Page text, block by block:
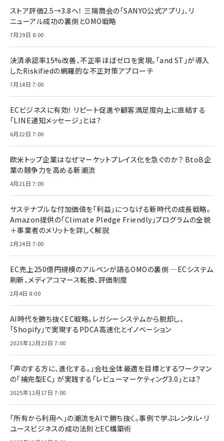
ストア評価2.5→3.8へ！ 三陽商会の「SANYO公式アプリ」、リ
ニューアル成功の裏側とOMO戦略
7月29日 8:00
決済承認率15%改善、不正率ほぼゼロを実現。「and ST」が導入
したRiskifiedの網羅的な不正対策アプローチ
7月14日 7:00
ECビジネスに有効！ リピート促進や顧客満足度向上に直結する
「LINE通知メッセージ」とは？
6月22日 7:00
欧米トップ企業はなぜマーケットプレイス化を急ぐのか？ BtoB企
業の競争力を高める新潮流
4月21日 7:00
サステナブルな付加価値を「利益」につなげる新時代の成長戦略。
Amazon提供の「Climate Pledge Friendly」プログラムの全貌
＋事業者のメリットを詳しく解説
2月24日 7:00
EC売上250億円規模のアルペンが語るOMOの裏側 ―ECシステム
刷新、メディアコマース転換、評価制度
2月4日 8:00
AI時代を勝ち抜くEC戦略。レガシーシステムから脱却し、
「Shopify」で実現するPDCA高速化とイノベーション
2025年12月23日 7:00
「声のする方に、進化する。」会社全体最適を目標とするワークマン
の「補完型EC」 が実践する「レビューマーケティング3.0」とは？
2025年12月17日 7:00
「所有から利用へ」の潮流をAIで勝ち抜く。事例で学ぶレンタル・リ
ユースビジネスの成功法則とEC構築術